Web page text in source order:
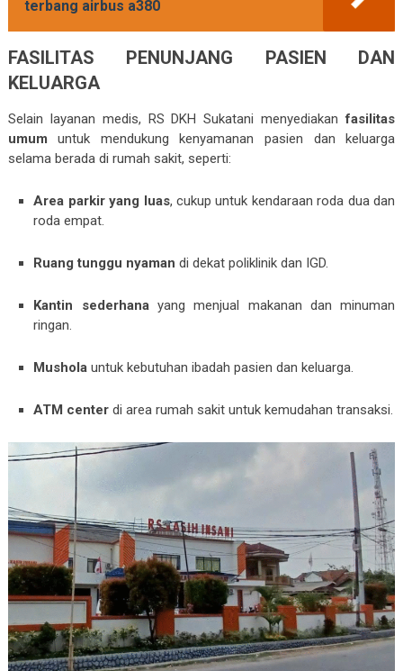
terbang airbus a380
FASILITAS PENUNJANG PASIEN DAN
KELUARGA
Selain layanan medis, RS DKH Sukatani menyediakanfasilitas
umum untuk mendukung kenyamanan pasien dan keluarga
selama berada di rumah sakit, seperti:
Area parkir yang luas, cukup untuk kendaraan roda dua dan
roda empat.
Ruang tunggu nyaman di dekat poliklinik dan IGD.
Kantin sederhanayang menjual makanan dan minuman
ringan.
Mushola untuk kebutuhan ibadah pasien dan keluarga.
ATM center di area rumah sakit untuk kemudahan transaksi.